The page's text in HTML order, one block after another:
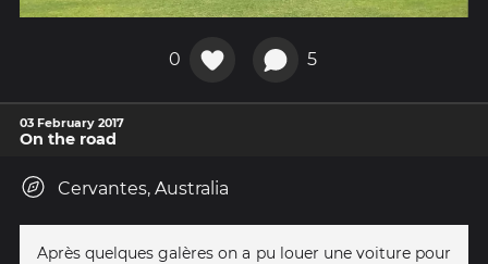
0 5
03 February 2017
On the road
Cervantes, Australia
Après quelques galères on a pu louer une voiture pour